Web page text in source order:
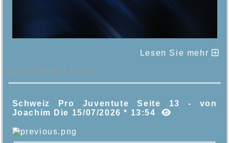
Lesen Sie mehr
(22/07/2026 * 13:17)
Schweiz Pro Juventute Seite 13 - von
Joachim Die 15/07/2026 * 13:54